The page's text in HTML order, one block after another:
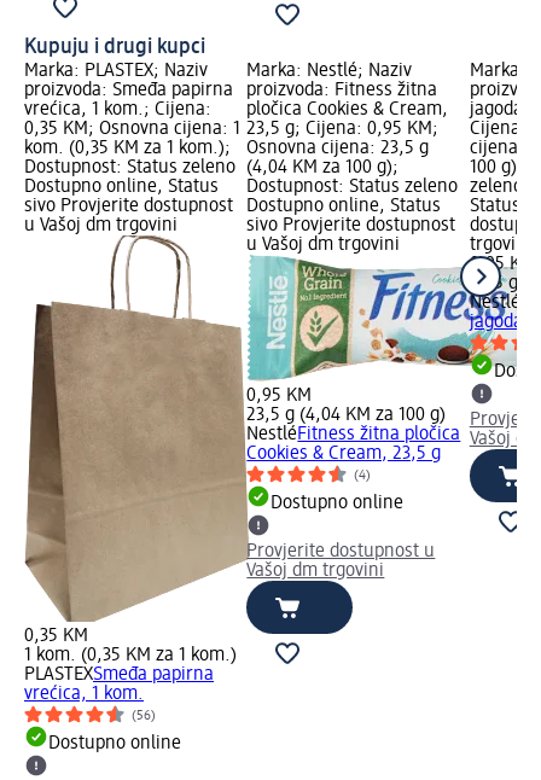
Kupuju i drugi kupci
Marka: PLASTEX; Naziv
proizvoda: Smeđa papirna
vrećica, 1 kom.; Cijena:
0,35 KM; Osnovna cijena: 1
kom. (0,35 KM za 1 kom.);
Dostupnost: Status zeleno
Dostupno online, Status
sivo Provjerite dostupnost
u Vašoj dm trgovini
0,35 KM
1 kom. (0,35 KM za 1 kom.)
PLASTEXSmeđa papirna
vrećica, 1 kom.
(56)
Dostupno online
Marka: Nestlé; Naziv
proizvoda: Fitness žitna
pločica Cookies & Cream,
23,5 g; Cijena: 0,95 KM;
Osnovna cijena: 23,5 g
(4,04 KM za 100 g);
Dostupnost: Status zeleno
Dostupno online, Status
sivo Provjerite dostupnost
u Vašoj dm trgovini
0,95 KM
23,5 g (4,04 KM za 100 g)
NestléFitness žitna pločica
Cookies & Cream, 23,5 g
(4)
Dostupno online
Provjerite dostupnost u
Vašoj dm trgovini
Marka:
jagoda i
Cijena:
cijena:
100 g);
zeleno
Status
trgovini
0,95 KM
23,5 g
Nestlé
jagoda i
Vašoj